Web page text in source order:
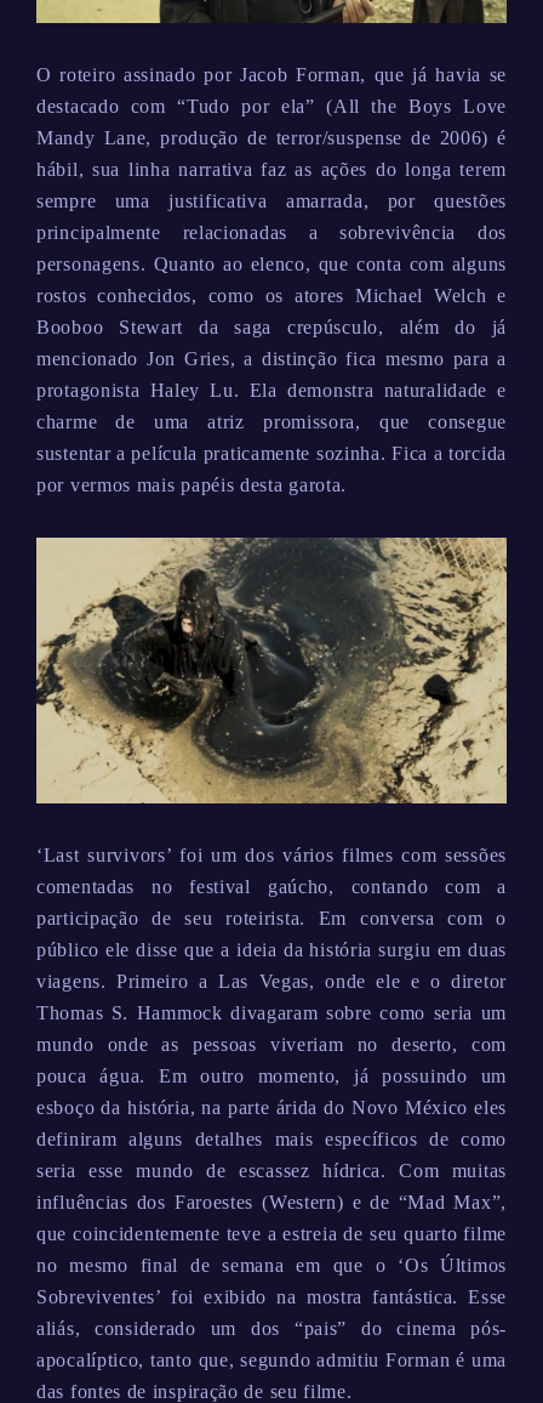
O roteiro assinado por Jacob Forman, que já havia se
destacado com “Tudo por ela” (All the Boys Love
Mandy Lane, produção de terror/suspense de 2006) é
hábil, sua linha narrativa faz as ações do longa terem
sempre uma justificativa amarrada, por questões
principalmente relacionadas a sobrevivência dos
personagens. Quanto ao elenco, que conta com alguns
rostos conhecidos, como os atores Michael Welch e
Booboo Stewart da saga crepúsculo, além do já
mencionado Jon Gries, a distinção fica mesmo para a
protagonista Haley Lu. Ela demonstra naturalidade e
charme de uma atriz promissora, que consegue
sustentar a película praticamente sozinha. Fica a torcida
por vermos mais papéis desta garota.
‘Last survivors’ foi um dos vários filmes com sessões
comentadas no festival gaúcho, contando com a
participação de seu roteirista. Em conversa com o
público ele disse que a ideia da história surgiu em duas
viagens. Primeiro a Las Vegas, onde ele e o diretor
Thomas S. Hammock divagaram sobre como seria um
mundo onde as pessoas viveriam no deserto, com
pouca água. Em outro momento, já possuindo um
esboço da história, na parte árida do Novo México eles
definiram alguns detalhes mais específicos de como
seria esse mundo de escassez hídrica. Com muitas
influências dos Faroestes (Western) e de “Mad Max”,
que coincidentemente teve a estreia de seu quarto filme
no mesmo final de semana em que o ‘Os Últimos
Sobreviventes’ foi exibido na mostra fantástica. Esse
aliás, considerado um dos “pais” do cinema pós-
apocalíptico, tanto que, segundo admitiu Forman é uma
das fontes de inspiração de seu filme.